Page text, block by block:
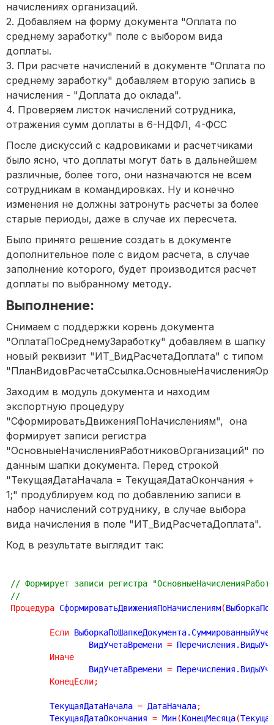
начислениях организаций.
2. Добавляем на форму документа "Оплата по
среднему заработку" поле с выбором вида
доплаты.
3. При расчете начислений в документе "Оплата по
среднему заработку" добавляем вторую запись в
начисления - "Доплата до оклада".
4. Проверяем листок начислений сотрудника,
отражения сумм доплаты в 6-НДФЛ, 4-ФСС
После дискуссий с кадровиками и расчетчиками
было ясно, что доплаты могут бать в дальнейшем
различные, более того, они назначаются не всем
сотрудникам в командировках. Ну и конечно
изменения не должны затронуть расчеты за более
старые периоды, даже в случае их пересчета.
Было принято решение создать в документе
дополнительное поле с видом расчета, в случае
заполнение которого, будет производится расчет
доплаты по выбранному методу.
Выполнение:
Снимаем с поддержки корень документа
"ОплатаПоСреднемуЗаработку" добавляем в шапку
новый реквизит "ИТ_ВидРасчетаДоплата" с типом
Заходим в модуль документа и находим
экспортную процедуру
"СформироватьДвиженияПоНачислениям", она
формирует записи регистра
"ОсновныеНачисленияРаботниковОрганизаций" по
данным шапки документа. Перед строкой
"ТекущаяДатаНачала = ТекущаяДатаОкончания +
1;" продублируем код по добавлению записи в
набор начислений сотруднику, в случае выбора
вида начисления в поле "ИТ_ВидРасчетаДоплата".
Код в результате выглядит так:
// Формирует записи регистра
//
Процедура СформироватьДвиженияПоНачислениям(
Если
		ВидУчетаВремени
=
Иначе
		ВидУчетаВремени
=
КонецЕсли;
	ТекущаяДатаНачала
= ДатаНачала;
	ТекущаяДатаОкончания
= Мин(КонецМесяца(